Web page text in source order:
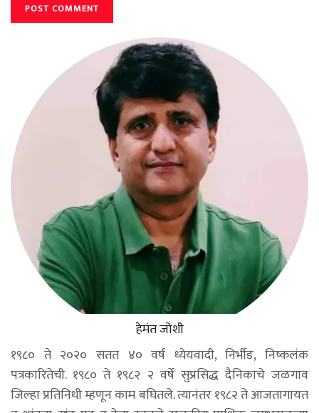
हेमंत जोशी
१९८० ते २०२० सतत ४० वर्ष ध्येयवादी, निर्भीड, निष्कलंक
पत्रकारितेची. १९८० ते १९८२ २ वर्षे सुप्रसिद्ध दैनिकाचे जळगाव
जिल्हा प्रतिनिधी म्हणून काम बघितले. त्यानंतर १९८२ ते आजतागायत